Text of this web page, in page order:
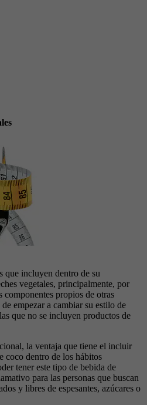
que incluyen dentro de su
vegetales, principalmente, por
componentes propios de otras
empezar a cambiar su estilo de
que no se incluyen productos de
la ventaja que tiene el incluir
coco dentro de los hábitos
tener este tipo de bebida de
para las personas que buscan
y libres de espesantes, azúcares o